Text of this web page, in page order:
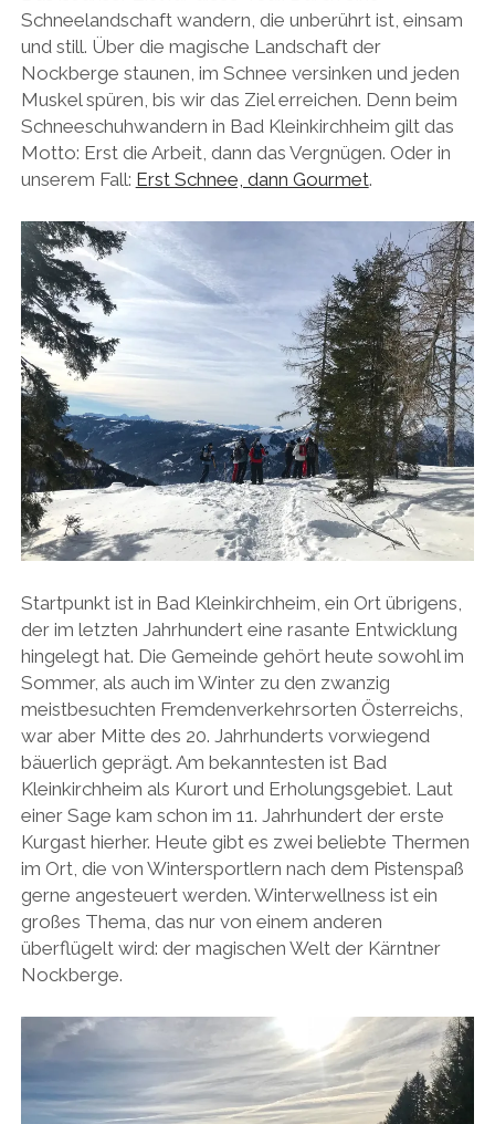
Schneelandschaft wandern, die unberührt ist, einsam
und still. Über die magische Landschaft der
Nockberge staunen, im Schnee versinken und jeden
Muskel spüren, bis wir das Ziel erreichen. Denn beim
Schneeschuhwandern in Bad Kleinkirchheim gilt das
Motto: Erst die Arbeit, dann das Vergnügen. Oder in
unserem Fall: Erst Schnee, dann Gourmet.
Startpunkt ist in Bad Kleinkirchheim, ein Ort übrigens,
der im letzten Jahrhundert eine rasante Entwicklung
hingelegt hat. Die Gemeinde gehört heute sowohl im
Sommer, als auch im Winter zu den zwanzig
meistbesuchten Fremdenverkehrsorten Österreichs,
war aber Mitte des 20. Jahrhunderts vorwiegend
bäuerlich geprägt. Am bekanntesten ist Bad
Kleinkirchheim als Kurort und Erholungsgebiet. Laut
einer Sage kam schon im 11. Jahrhundert der erste
Kurgast hierher. Heute gibt es zwei beliebte Thermen
im Ort, die von Wintersportlern nach dem Pistenspaß
gerne angesteuert werden. Winterwellness ist ein
großes Thema, das nur von einem anderen
überflügelt wird: der magischen Welt der Kärntner
Nockberge.